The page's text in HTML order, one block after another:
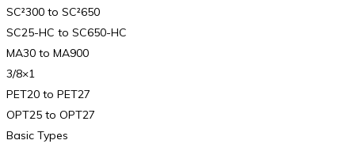
SC²300 to SC²650
SC25-HC to SC650-HC
MA30 to MA900
3/8×1
PET20 to PET27
OPT25 to OPT27
Basic Types